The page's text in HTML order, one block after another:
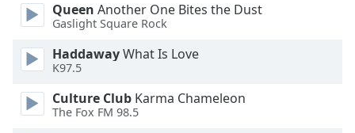
Opacity
Text
Color
Queen Another One Bites the Dust
Gaslight Square Rock
HaddawayWhat Is Love
K97.5
Culture Club Karma Chameleon
The Fox FM 98.5